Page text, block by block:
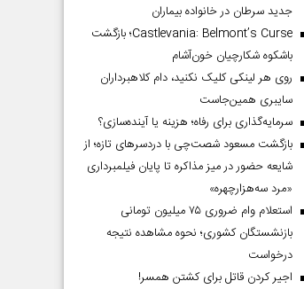
جدید سرطان در خانواده بیماران
Castlevania: Belmont’s Curse؛ بازگشت
باشکوه شکارچیان خون‌آشام
روی هر لینکی کلیک نکنید، دام کلاهبرداران
سایبری همین‌جاست
سرمایه‌گذاری برای رفاه؛ هزینه یا آینده‌سازی؟
بازگشت مسعود شصت‌چی با دردسر‌های تازه؛ از
شایعه حضور در میز مذاکره تا پایان فیلمبرداری
«مرد سه‌هزارچهره»
استعلام وام ضروری ۷۵ میلیون تومانی
بازنشستگان کشوری؛ نحوه مشاهده نتیجه
درخواست
اجیر کردن قاتل برای کشتن همسر!